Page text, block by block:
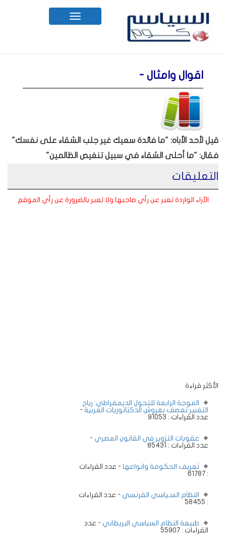
Toggle
navigation
اقوال وامثال -
قيل لأحد الأباه: "ما فائدة سعيك غير جلب الشقاء على نفسك"
فقال: "ما أحلى الشقاء في سبيل تنغيص الظالمين"
التعليقات
الآراء الواردة تعبر عن رأي صاحبها ولا تعبر بالضرورة عن رأي الموقع
الأكثر قراءة
الموجة الرابعة للتحول الديمقراطي: رياح
التغيير تعصف بعروش الدكتاتوريات العربية -
عدد القراءات : 91053
عقوبات التزوير في القانون المصري -
عدد القراءات : 85431
تعريف الحكومة وانواعها - عدد القراءات
: 61787
النظام السـياسي الفرنسي - عدد القراءات
: 58455
طبيعة النظام السياسي البريطاني - عدد
القراءات : 55907